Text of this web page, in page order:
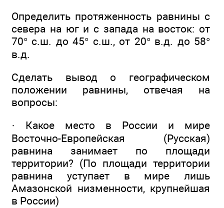
Определить протяженность равнины с
севера на юг и с запада на восток: от
70° с.ш. до 45° с.ш., от 20° в.д. до 58°
в.д.
Сделать вывод о географическом
положении равнины, отвечая на
вопросы:
· Какое место в России и мире
Восточно-Европейская (Русская)
равнина занимает по площади
территории? (По площади территории
равнина уступает в мире лишь
Амазонской низменности, крупнейшая
в России)